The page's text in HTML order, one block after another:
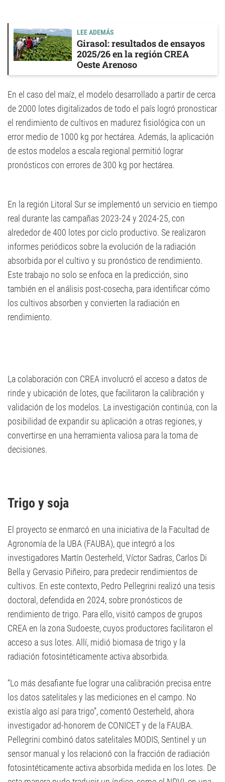
LEE ADEMÁS
Girasol: resultados de ensayos
2025/26 en la región CREA
Oeste Arenoso
En el caso del maíz, el modelo desarrollado a partir de cerca
de 2000 lotes digitalizados de todo el país logró pronosticar
el rendimiento de cultivos en madurez fisiológica con un
error medio de 1000 kg por hectárea. Además, la aplicación
de estos modelos a escala regional permitió lograr
pronósticos con errores de 300 kg por hectárea.
En la región Litoral Sur se implementó un servicio en tiempo
real durante las campañas 2023-24 y 2024-25, con
alrededor de 400 lotes por ciclo productivo. Se realizaron
informes periódicos sobre la evolución de la radiación
absorbida por el cultivo y su pronóstico de rendimiento.
Este trabajo no solo se enfoca en la predicción, sino
también en el análisis post-cosecha, para identificar cómo
los cultivos absorben y convierten la radiación en
rendimiento.
La colaboración con CREA involucró el acceso a datos de
rinde y ubicación de lotes, que facilitaron la calibración y
validación de los modelos. La investigación continúa, con la
posibilidad de expandir su aplicación a otras regiones, y
convertirse en una herramienta valiosa para la toma de
decisiones.
Trigo y soja
El proyecto se enmarcó en una iniciativa de la Facultad de
Agronomía de la UBA (FAUBA), que integró a los
investigadores Martín Oesterheld, Víctor Sadras, Carlos Di
Bella y Gervasio Piñeiro, para predecir rendimientos de
cultivos. En este contexto, Pedro Pellegrini realizó una tesis
doctoral, defendida en 2024, sobre pronósticos de
rendimiento de trigo. Para ello, visitó campos de grupos
CREA en la zona Sudoeste, cuyos productores facilitaron el
acceso a sus lotes. Allí, midió biomasa de trigo y la
radiación fotosintéticamente activa absorbida.
“Lo más desafiante fue lograr una calibración precisa entre
los datos satelitales y las mediciones en el campo. No
existía algo así para trigo”, comentó Oesterheld, ahora
investigador ad-honorem de CONICET y de la FAUBA.
Pellegrini combinó datos satelitales MODIS, Sentinel y un
sensor manual y los relacionó con la fracción de radiación
fotosintéticamente activa absorbida medida en los lotes. De